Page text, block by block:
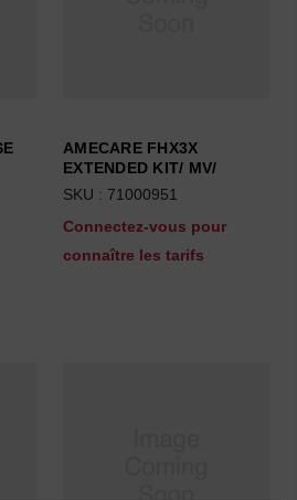
AMECARE FHX3X
EXTENDED KIT/ MV/
SKU : 71000951
Connectez-vous pour
connaître les tarifs